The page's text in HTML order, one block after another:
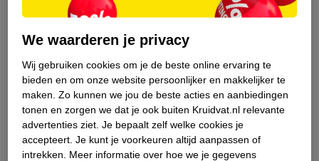
Drs Leenarts
Verkoelende Lotion Bij
Waterpokken
50ml
18.
49
Bergzalf
50ml
16.
49
We waarderen je privacy
Wij gebruiken cookies om je de beste online ervaring te
bieden en om onze website persoonlijker en makkelijker te
maken. Zo kunnen we jou de beste acties en aanbiedingen
tonen en zorgen we dat je ook buiten Kruidvat.nl relevante
advertenties ziet. Je bepaalt zelf welke cookies je
accepteert. Je kunt je voorkeuren altijd aanpassen of
intrekken.
Meer informatie over hoe we je gegevens